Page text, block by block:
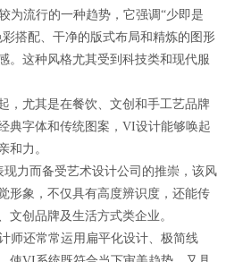
流行的一种趋势，它强调“少即是
搭配、干净的版式布局和精炼的图形
。这种风格尤其受到科技类和现代服
尤其是在餐饮、文创和手工艺品牌
典字体和传统图案，VI设计能够唤起
和力。
力而备受艺术设计公司的推崇，该风
形象，不仅具有高度辨识度，还能传
文创品牌及生活方式类企业。
师还常常运用扁平化设计、极简线